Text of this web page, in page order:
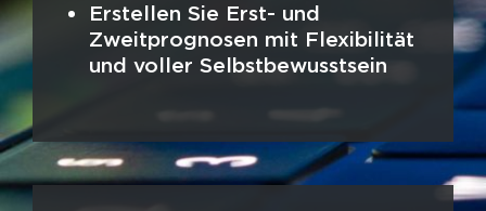
Erstellen Sie Erst- und
Zweitprognosen mit Flexibilität
und voller Selbstbewusstsein